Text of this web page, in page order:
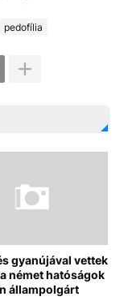
pedofília
gyanújával vettek
német hatóságok
állampolgárt